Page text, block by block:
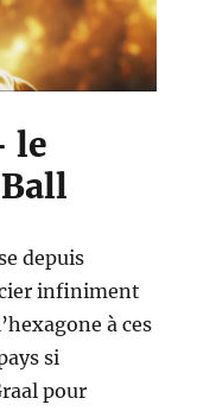
le
depuis
infiniment
à ces
si
pour